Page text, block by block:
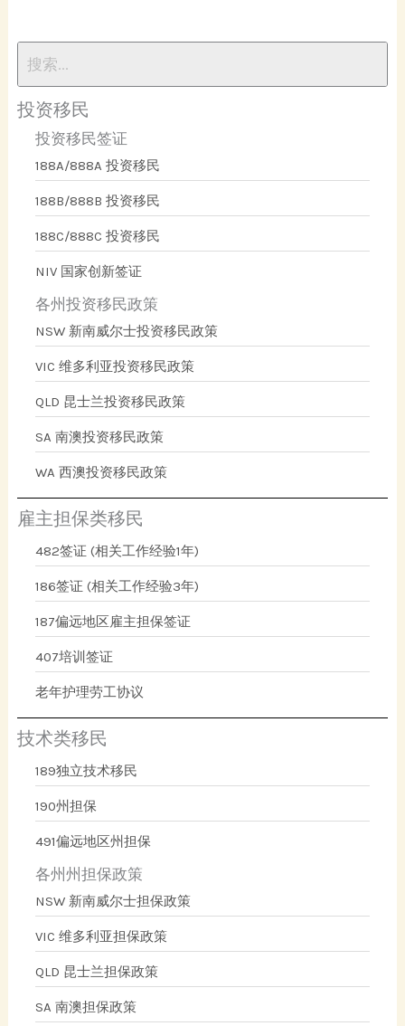
投资移民
投资移民签证
188A/888A 投资移民
188B/888B 投资移民
188C/888C 投资移民
NIV 国家创新签证
各州投资移民政策
NSW 新南威尔士投资移民政策
VIC 维多利亚投资移民政策
QLD 昆士兰投资移民政策
SA 南澳投资移民政策
WA 西澳投资移民政策
雇主担保类移民
482签证 (相关工作经验1年)
186签证 (相关工作经验3年)
187偏远地区雇主担保签证
407培训签证
老年护理劳工协议
技术类移民
189独立技术移民
190州担保
491偏远地区州担保
各州州担保政策
NSW 新南威尔士担保政策
VIC 维多利亚担保政策
QLD 昆士兰担保政策
SA 南澳担保政策